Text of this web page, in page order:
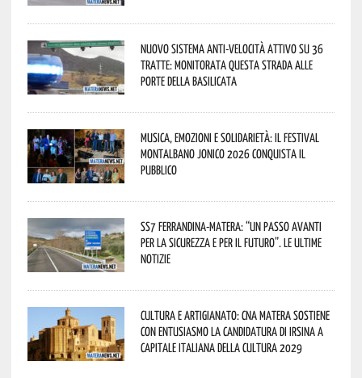
Nuovo sistema anti-velocità attivo su 36
tratte: monitorata questa strada alle
porte della Basilicata
Musica, emozioni e solidarietà: il Festival
Montalbano Jonico 2026 conquista il
pubblico
SS7 Ferrandina-Matera: “Un passo avanti
per la sicurezza e per il futuro”. Le ultime
notizie
Cultura e Artigianato: CNA Matera sostiene
con entusiasmo la candidatura di Irsina a
Capitale Italiana della Cultura 2029